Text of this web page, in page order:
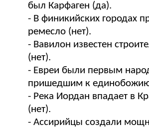
был Карфаген (да).
- В финикийских городах
ремесло (нет).
- Вавилон известен
(нет).
- Евреи были первым
пришедшим к
- Река Иордан впадает в
(нет).
- Ассирийцы создали